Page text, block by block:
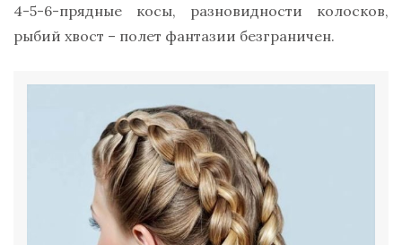
4-5-6-прядные косы, разновидности колосков,
рыбий хвост – полет фантазии безграничен.